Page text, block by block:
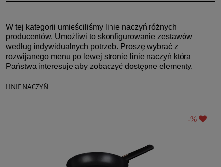
W tej kategorii umieściliśmy linie naczyń różnych
producentów. Umożliwi to skonfigurowanie zestawów
według indywidualnych potrzeb. Proszę wybrać z
rozwijanego menu po lewej stronie linie naczyń która
Państwa interesuje aby zobaczyć dostępne elementy.
LINIE NACZYŃ